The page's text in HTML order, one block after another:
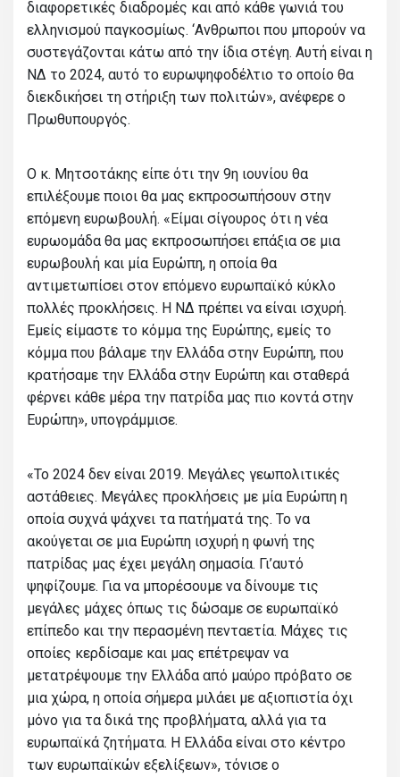
διαφορετικές διαδρομές και από κάθε γωνιά του
ελληνισμού παγκοσμίως. ‘Ανθρωποι που μπορούν να
συστεγάζονται κάτω από την ίδια στέγη. Αυτή είναι η
ΝΔ το 2024, αυτό το ευρωψηφοδέλτιο το οποίο θα
διεκδικήσει τη στήριξη των πολιτών», ανέφερε ο
Πρωθυπουργός.
Ο κ. Μητσοτάκης είπε ότι την 9η ιουνίου θα
επιλέξουμε ποιοι θα μας εκπροσωπήσουν στην
επόμενη ευρωβουλή. «Είμαι σίγουρος ότι η νέα
ευρωομάδα θα μας εκπροσωπήσει επάξια σε μια
ευρωβουλή και μία Ευρώπη, η οποία θα
αντιμετωπίσει στον επόμενο ευρωπαϊκό κύκλο
πολλές προκλήσεις. Η ΝΔ πρέπει να είναι ισχυρή.
Εμείς είμαστε το κόμμα της Ευρώπης, εμείς το
κόμμα που βάλαμε την Ελλάδα στην Ευρώπη, που
κρατήσαμε την Ελλάδα στην Ευρώπη και σταθερά
φέρνει κάθε μέρα την πατρίδα μας πιο κοντά στην
Ευρώπη», υπογράμμισε.
«Το 2024 δεν είναι 2019. Μεγάλες γεωπολιτικές
αστάθειες. Μεγάλες προκλήσεις με μία Ευρώπη η
οποία συχνά ψάχνει τα πατήματά της. Το να
ακούγεται σε μια Ευρώπη ισχυρή η φωνή της
πατρίδας μας έχει μεγάλη σημασία. Γι’αυτό
ψηφίζουμε. Για να μπορέσουμε να δίνουμε τις
μεγάλες μάχες όπως τις δώσαμε σε ευρωπαϊκό
επίπεδο και την περασμένη πενταετία. Μάχες τις
οποίες κερδίσαμε και μας επέτρεψαν να
μετατρέψουμε την Ελλάδα από μαύρο πρόβατο σε
μια χώρα, η οποία σήμερα μιλάει με αξιοπιστία όχι
μόνο για τα δικά της προβλήματα, αλλά για τα
ευρωπαϊκά ζητήματα. Η Ελλάδα είναι στο κέντρο
των ευρωπαϊκών εξελίξεων», τόνισε ο